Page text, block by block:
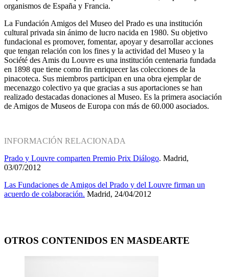
organismos de España y Francia.
La Fundación Amigos del Museo del Prado es una institución
cultural privada sin ánimo de lucro nacida en 1980. Su objetivo
fundacional es promover, fomentar, apoyar y desarrollar acciones
que tengan relación con los fines y la actividad del Museo y la
Société des Amis du Louvre es una institución centenaria fundada
en 1898 que tiene como fin enriquecer las colecciones de la
pinacoteca. Sus miembros participan en una obra ejemplar de
mecenazgo colectivo ya que gracias a sus aportaciones se han
realizado destacadas donaciones al Museo. Es la primera asociación
de Amigos de Museos de Europa con más de 60.000 asociados.
INFORMACIÓN RELACIONADA
Prado y Louvre comparten Premio Prix Diálogo. Madrid,
03/07/2012
Las Fundaciones de Amigos del Prado y del Louvre firman un
acuerdo de colaboración. Madrid, 24/04/2012
OTROS CONTENIDOS EN MASDEARTE